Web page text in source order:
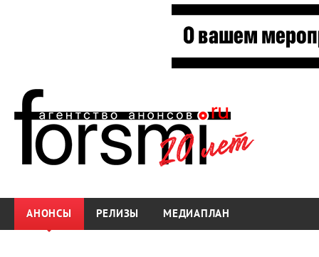
АНОНСЫ РЕЛИЗЫ МЕДИАПЛАН